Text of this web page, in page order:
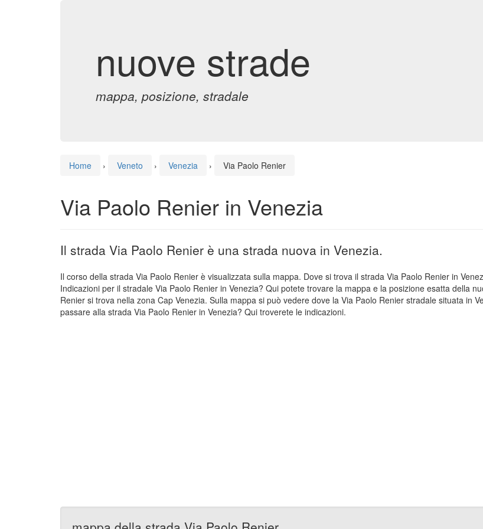
nuove strade
mappa, posizione, stradale
Home › Veneto › Venezia › Via Paolo Renier
Via Paolo Renier in Venezia
Il strada Via Paolo Renier è una strada nuova in Venezia.
Il corso della strada Via Paolo Renier è visualizzata sulla mappa. Dove si trova il strada Via Paolo Renier in
Indicazioni per il stradale Via Paolo Renier in Venezia? Qui potete trovare la mappa e la posizione esatta della
Renier si trova nella zona Cap Venezia. Sulla mappa si può vedere dove la Via Paolo Renier stradale situata in
passare alla strada Via Paolo Renier in Venezia? Qui troverete le indicazioni.